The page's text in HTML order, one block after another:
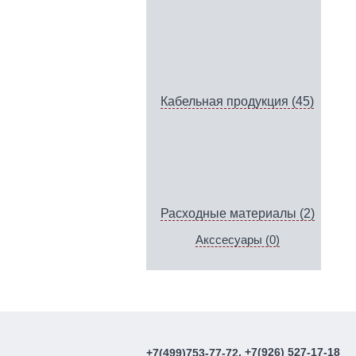
Кабельная продукция (45)
Расходные материалы (2)
Акссесуары (0)
+7(499)753-77-72, +7(926) 527-17-18